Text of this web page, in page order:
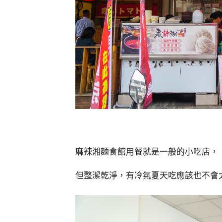
麻辣湘麵食館用餐就是一般的小吃店，
但整潔乾淨，有冷氣夏天吃應該也不會